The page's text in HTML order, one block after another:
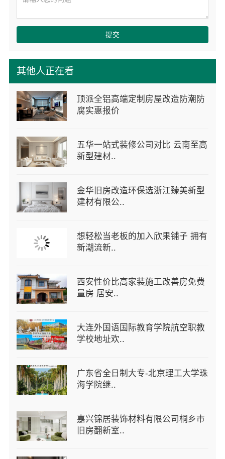
其他人正在看
顶派全铝高端定制房屋改造防潮防
腐实惠报价
五华一站式装修公司对比 云南至高
新型建材..
金华旧房改造环保选浙江臻美新型
建材有限公..
想轻松当老板的加入欣果铺子 拥有
新潮流新..
西安性价比高家装施工改善房免费
量房 居安..
大连外国语国际教育学院航空职教
学校地址欢..
广东省全日制大专-北京理工大学珠
海学院继..
嘉兴锦居装饰材料有限公司桐乡市
旧房翻新室..
提交